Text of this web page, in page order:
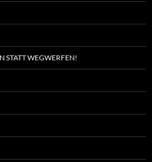
STATT WEGWERFEN!